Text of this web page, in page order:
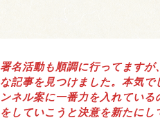
署名活動も順調に行ってます
な記事を見つけました。本気
ンネル案に一番力を入れてい
をしていこうと決意を新たに